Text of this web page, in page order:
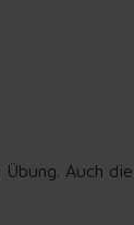
Auch